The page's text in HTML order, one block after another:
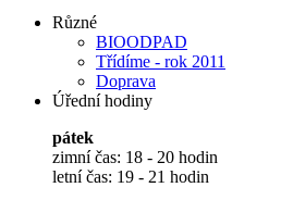
Různé
BIOODPAD
Třídíme - rok 2011
Doprava
Úřední hodiny
pátek
zimní čas: 18 - 20 hodin
letní čas: 19 - 21 hodin